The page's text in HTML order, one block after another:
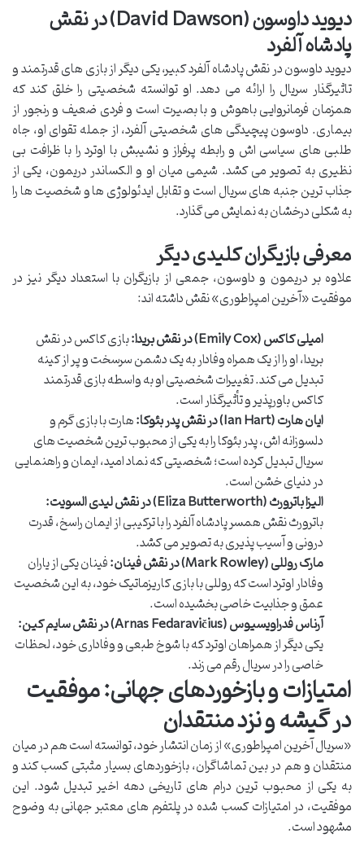
دیوید داوسون (David Dawson) در نقش
پادشاه آلفرد
دیوید داوسون در نقش پادشاه آلفرد کبیر، یکی دیگر از بازی های قدرتمند و
تاثیرگذار سریال را ارائه می دهد. او توانسته شخصیتی را خلق کند که
همزمان فرمانروایی باهوش و با بصیرت است و فردی ضعیف و رنجور از
بیماری. داوسون پیچیدگی های شخصیتی آلفرد، از جمله تقوای او، جاه
طلبی های سیاسی اش و رابطه پرفراز و نشیبش با اوترد را با ظرافت بی
نظیری به تصویر می کشد. شیمی میان او و الکساندر دریمون، یکی از
جذاب ترین جنبه های سریال است و تقابل ایدئولوژی ها و شخصیت ها را
به شکلی درخشان به نمایش می گذارد.
معرفی بازیگران کلیدی دیگر
علاوه بر دریمون و داوسون، جمعی از بازیگران با استعداد دیگر نیز در
موفقیت «آخرین امپراطوری» نقش داشته اند:
امیلی کاکس (Emily Cox) در نقش بریدا:
بازی کاکس در نقش
بریدا، او را از یک همراه وفادار به یک دشمن سرسخت و پر از کینه
تبدیل می کند. تغییرات شخصیتی او به واسطه بازی قدرتمند
کاکس باورپذیر و تأثیرگذار است.
ایان هارت (Ian Hart) در نقش پدر بئوکا: هارت با بازی گرم و
دلسوزانه اش، پدر بئوکا را به یکی از محبوب ترین شخصیت های
سریال تبدیل کرده است؛ شخصیتی که نماد امید، ایمان و راهنمایی
در دنیای خشن است.
الیزا باترورث (Eliza Butterworth) در نقش لیدی السویت:
باترورث نقش همسر پادشاه آلفرد را با ترکیبی از ایمان راسخ، قدرت
درونی و آسیب پذیری به تصویر می کشد.
مارک روللی (Mark Rowley) در نقش فینان: فینان یکی از یاران
وفادار اوترد است که روللی با بازی کاریزماتیک خود، به این شخصیت
عمق و جذابیت خاصی بخشیده است.
آرناس فدراویسیوس (Arnas Fedaravičius) در نقش سایم کین:
یکی دیگر از همراهان اوترد که با شوخ طبعی و وفاداری خود، لحظات
خاصی را در سریال رقم می زند.
امتیازات و بازخوردهای جهانی: موفقیت
در گیشه و نزد منتقدان
«سریال آخرین امپراطوری» از زمان انتشار خود، توانسته است هم در میان
منتقدان و هم در بین تماشاگران، بازخوردهای بسیار مثبتی کسب کند و
به یکی از محبوب ترین درام های تاریخی دهه اخیر تبدیل شود. این
موفقیت، در امتیازات کسب شده در پلتفرم های معتبر جهانی به وضوح
مشهود است.